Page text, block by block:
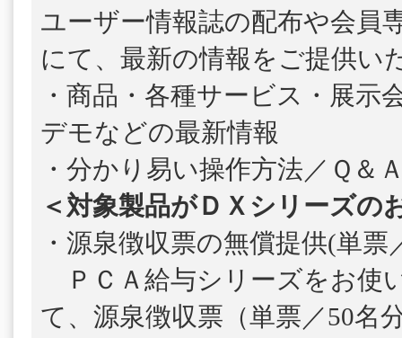
ユーザー情報誌の配布や会員
にて、最新の情報をご提供い
・商品・各種サービス・展示
デモなどの最新情報
・分かり易い操作方法／Ｑ＆
＜対象製品がＤＸシリーズの
・源泉徴収票の無償提供(単票
ＰＣＡ給与シリーズをお使
て、源泉徴収票（単票／50名